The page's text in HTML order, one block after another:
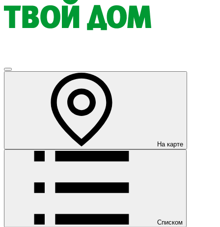
На карте
Списком